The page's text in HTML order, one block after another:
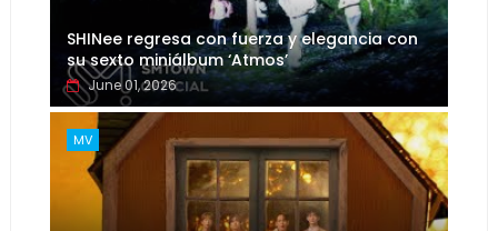
SHINee regresa con fuerza y elegancia con
su sexto miniálbum ‘Atmos’
June 01, 2026
MV